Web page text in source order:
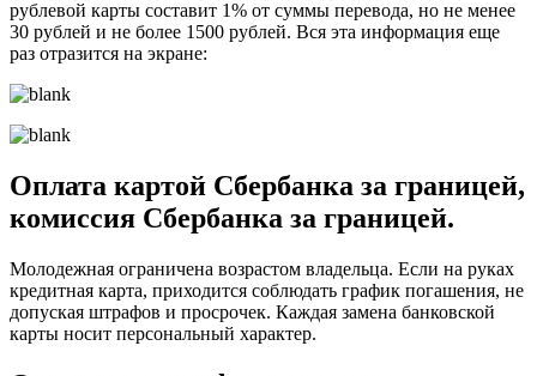
рублевой карты составит 1% от суммы перевода, но не менее
30 рублей и не более 1500 рублей. Вся эта информация еще
раз отразится на экране:
Оплата картой Сбербанка за границей,
комиссия Сбербанка за границей.
Молодежная ограничена возрастом владельца. Если на руках
кредитная карта, приходится соблюдать график погашения, не
допуская штрафов и просрочек. Каждая замена банковской
карты носит персональный характер.